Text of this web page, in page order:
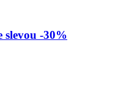
slevou -30%